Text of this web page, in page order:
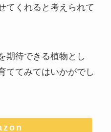
てくれると考えられて
期待できる植物とし
ててみてはいかがでし